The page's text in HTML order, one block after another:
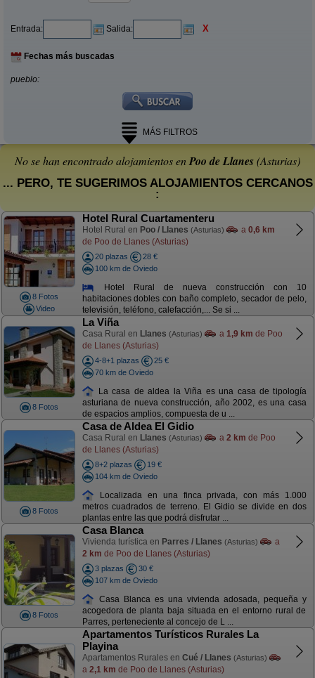
Entrada: Salida: X
Fechas más buscadas
pueblo:
MÁS FILTROS
No se han encontrado alojamientos enPoo de Llanes(Asturias)
... PERO, TE SUGERIMOS ALOJAMIENTOS CERCANOS
:
8 Fotos
Video
Hotel Rural Cuartamenteru
Hotel Rural en Poo / Llanes (Asturias) a 0,6 km
de Poo de Llanes (Asturias)
20 plazas
28 €
100 km de Oviedo
Hotel Rural de nueva construcción con 10
habitaciones dobles con baño completo, secador de pelo,
televisión, teléfono, calefacción,... Se si ...
8 Fotos
La Viña
Casa Rural en Llanes (Asturias) a 1,9 km de Poo
de Llanes (Asturias)
4-8+1 plazas
25 €
70 km de Oviedo
La casa de aldea la Viña es una casa de tipología
asturiana de nueva construcción, año 2002, es una casa
de espacios amplios, compuesta de u ...
8 Fotos
Casa de Aldea El Gidio
Casa Rural en Llanes (Asturias) a 2 km de Poo
de Llanes (Asturias)
8+2 plazas
19 €
104 km de Oviedo
Localizada en una finca privada, con más 1.000
metros cuadrados de terreno. El Gidio se divide en dos
plantas entre las que podrá disfrutar ...
8 Fotos
Casa Blanca
Vivienda turística en Parres / Llanes (Asturias)
a
2 km de Poo de Llanes (Asturias)
3 plazas
30 €
107 km de Oviedo
Casa Blanca es una vivienda adosada, pequeña y
acogedora de planta baja situada en el entorno rural de
Parres, perteneciente al concejo de L ...
Apartamentos Turísticos Rurales La
Playina
Apartamentos Rurales en Cué / Llanes (Asturias)
a 2,1 km de Poo de Llanes (Asturias)